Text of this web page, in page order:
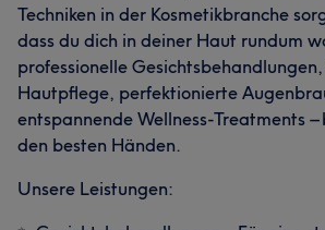
Techniken in der Kosmetikbranche
dass du dich in deiner Haut rundum
professionelle
Hautpflege, perfektionierte
entspannende Wellness-Treatments –
den besten Händen.
Unsere Leistungen: